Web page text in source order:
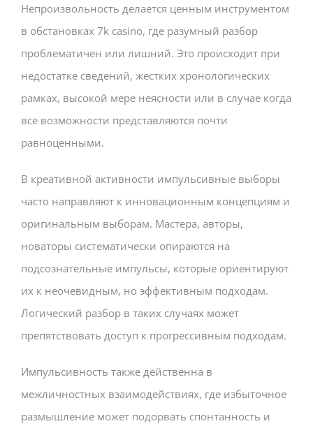
Непроизвольность делается ценным инструментом
в обстановках 7k casino, где разумный разбор
проблематичен или лишний. Это происходит при
недостатке сведений, жестких хронологических
рамках, высокой мере неясности или в случае когда
все возможности представляются почти
равноценными.
В креативной активности импульсивные выборы
часто направляют к инновационным концепциям и
оригинальным выборам. Мастера, авторы,
новаторы систематически опираются на
подсознательные импульсы, которые ориентируют
их к неочевидным, но эффективным подходам.
Логический разбор в таких случаях может
препятствовать доступ к прогрессивным подходам.
Импульсивность также действенна в
межличностных взаимодействиях, где избыточное
размышление может подорвать спонтанность и